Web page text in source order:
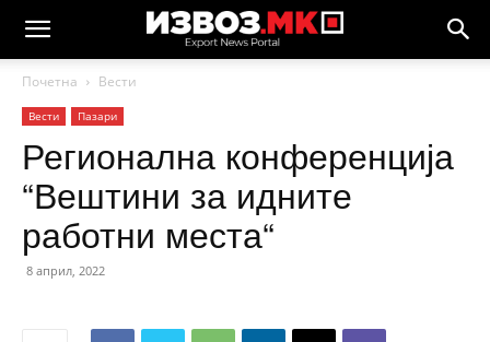
Почетна Вести
Вести Пазари
Регионална конференција
“Вештини за идните
работни места“
8 април, 2022